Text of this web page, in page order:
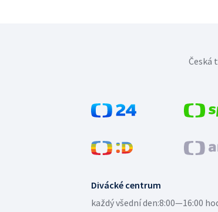
Divácké centrum
každý všední den:8:00—16:00
Česká